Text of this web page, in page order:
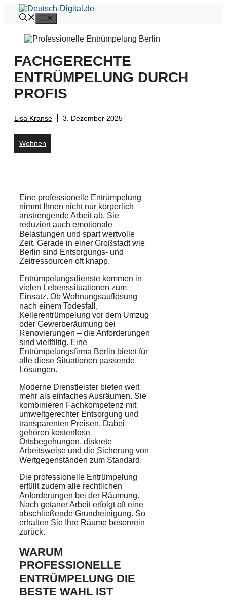
Inhalt
FACHGERECHTE
ENTRÜMPELUNG DURCH
PROFIS
Lisa Kranse 3. Dezember 2025
Wohnen
Eine professionelle Entrümpelung
nimmt Ihnen nicht nur körperlich
anstrengende Arbeit ab. Sie
reduziert auch emotionale
Belastungen und spart wertvolle
Zeit. Gerade in einer Großstadt wie
Berlin sind Entsorgungs- und
Zeitressourcen oft knapp.
Entrümpelungsdienste kommen in
vielen Lebenssituationen zum
Einsatz. Ob Wohnungsauflösung
nach einem Todesfall,
Kellerentrümpelung vor dem Umzug
oder Gewerberäumung bei
Renovierungen – die Anforderungen
sind vielfältig. Eine
Entrümpelungsfirma Berlin bietet für
alle diese Situationen passende
Lösungen.
Moderne Dienstleister bieten weit
mehr als einfaches Ausräumen. Sie
kombinieren Fachkompetenz mit
umweltgerechter Entsorgung und
transparenten Preisen. Dabei
gehören kostenlose
Ortsbegehungen, diskrete
Arbeitsweise und die Sicherung von
Wertgegenständen zum Standard.
Die professionelle Entrümpelung
erfüllt zudem alle rechtlichen
Anforderungen bei der Räumung.
Nach getaner Arbeit erfolgt oft eine
abschließende Grundreinigung. So
erhalten Sie Ihre Räume besenrein
zurück.
WARUM
PROFESSIONELLE
ENTRÜMPELUNG DIE
BESTE WAHL IST